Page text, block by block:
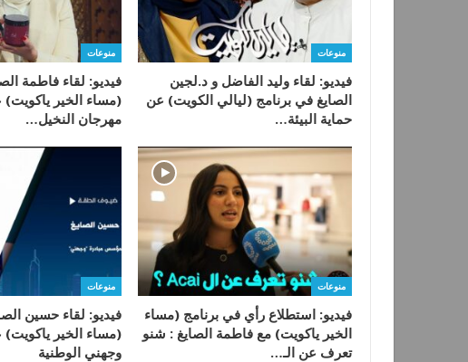
منوعات
فيديو: لقاء وليد الفاضل و د.لجين
الصايغ في برنامج (ليالي الكويت) عن
حماية البيئة…
منوعات
فيديو: لقاء فاطمة
(مساء الخير ياكويت)
مهرجان النخيل…
منوعات
فيديو: استطلاع رأي في برنامج (مساء
الخير ياكويت) مع فاطمة الصايغ : شنو
تعرف عن الـ…
منوعات
فيديو: لقاء حسين
(مساء الخير ياكويت)
وجهني الوطنية